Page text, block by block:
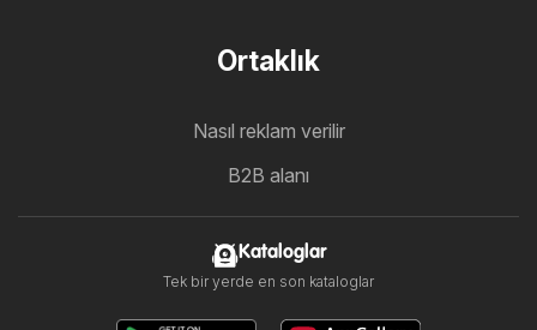
Ortaklık
Nasıl reklam verilir
B2B alanı
Kataloglar
Tek bir yerde en son kataloglar